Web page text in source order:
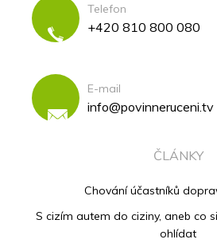
Telefon
+420 810 800 080
E-mail
info@povinneruceni.tv
ČLÁNKY
Chování účastníků
S cizím autem do ciziny, aneb co
ohlídat